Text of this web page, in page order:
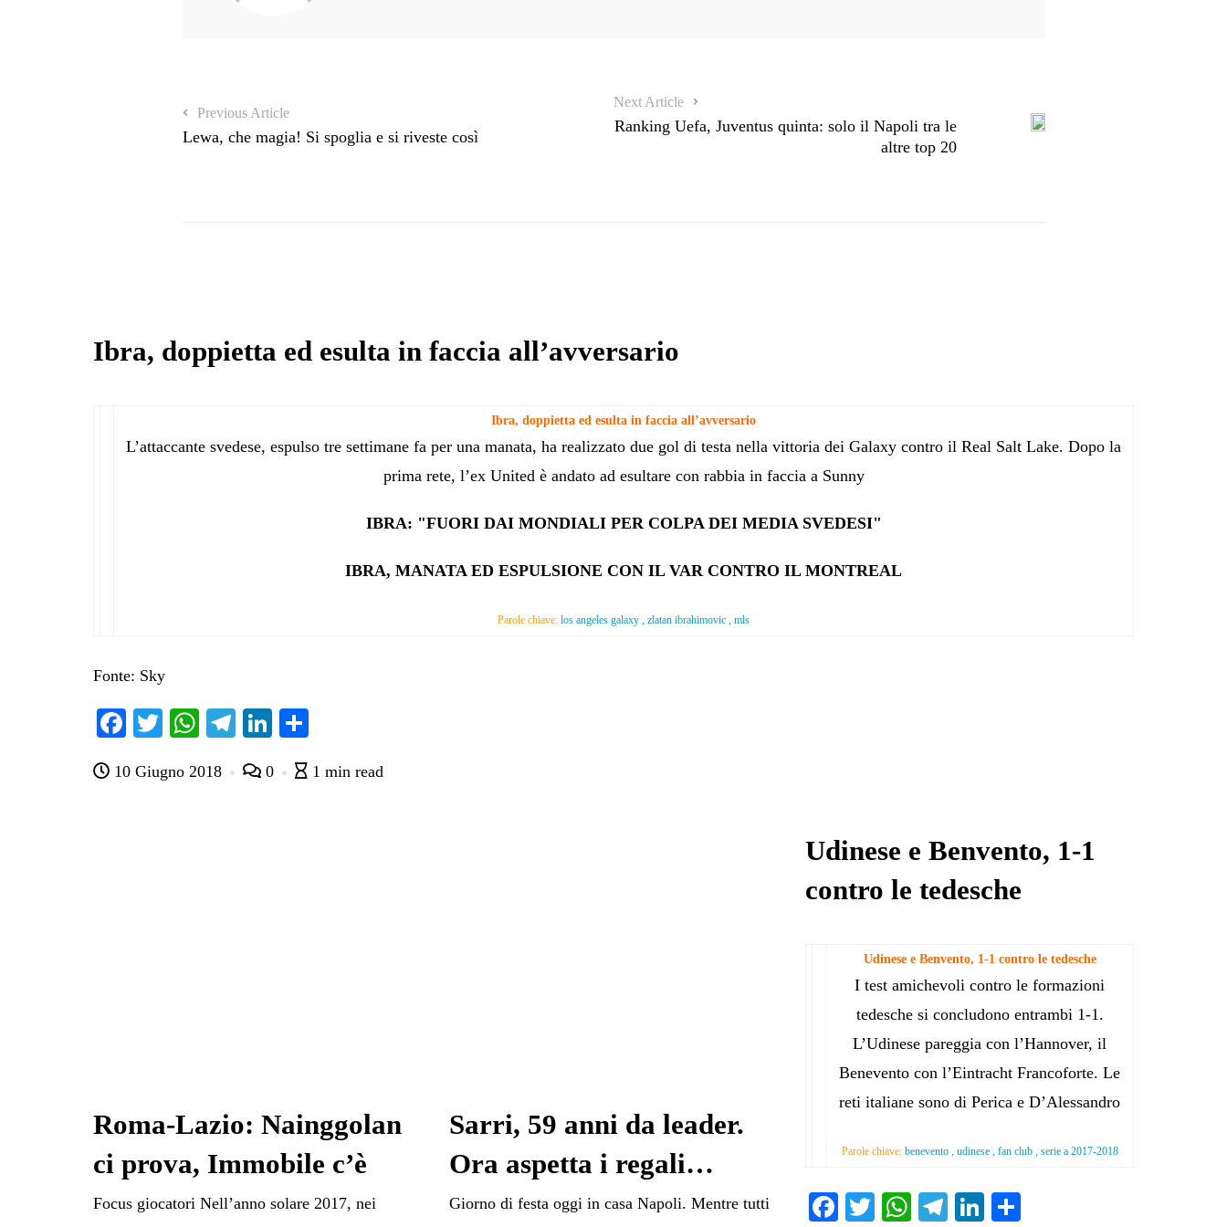
Previous Article
Lewa, che magia! Si spoglia e si riveste così
Next Article
Ranking Uefa, Juventus quinta: solo il Napoli tra le
altre top 20
Ibra, doppietta ed esulta in faccia all’avversario
Ibra, doppietta ed esulta in faccia all’avversario
L’attaccante svedese, espulso tre settimane fa per una manata, ha realizzato due gol di testa nella vittoria dei Galaxy contro il Real Salt Lake. Dopo la
prima rete, l’ex United è andato ad esultare con rabbia in faccia a Sunny
IBRA: "FUORI DAI MONDIALI PER COLPA DEI MEDIA SVEDESI"
IBRA, MANATA ED ESPULSIONE CON IL VAR CONTRO IL MONTREAL
Parole chiave: los angeles galaxy , zlatan ibrahimovic , mls
Fonte: Sky
Fa
bo
T
tte
W
ts
Te
gr
Li
ed di
10 Giugno 2018 0 1 min read
Roma-Lazio: Nainggolan
ci prova, Immobile c’è
Focus giocatori Nell’anno solare 2017, nei
Sarri, 59 anni da leader.
Ora aspetta i regali…
Giorno di festa oggi in casa Napoli. Mentre tutti
Udinese e Benvento, 1-1
contro le tedesche
Udinese e Benvento, 1-1 contro le tedesche
I test amichevoli contro le formazioni
tedesche si concludono entrambi 1-1.
L’Udinese pareggia con l’Hannover, il
Benevento con l’Eintracht Francoforte. Le
reti italiane sono di Perica e D’Alessandro
Parole chiave: benevento , udinese , fan club , serie a 2017-2018
Fa T
W
Te
Li